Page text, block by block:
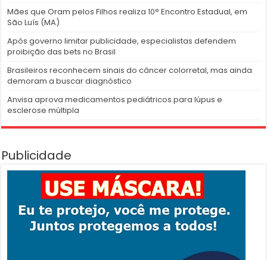
Mães que Oram pelos Filhos realiza 10° Encontro Estadual, em
São Luís (MA)
Após governo limitar publicidade, especialistas defendem
proibição das bets no Brasil
Brasileiros reconhecem sinais do câncer colorretal, mas ainda
demoram a buscar diagnóstico
Anvisa aprova medicamentos pediátricos para lúpus e
esclerose múltipla
Publicidade